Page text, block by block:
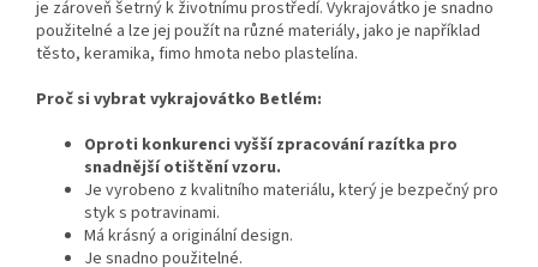
je zároveň šetrný k životnímu prostředí. Vykrajovátko je snadno
použitelné a lze jej použít na různé materiály, jako je například
těsto, keramika, fimo hmota nebo plastelína.
Proč si vybrat vykrajovátko Betlém:
Oproti konkurenci vyšší zpracování razítka pro
snadnější otištění vzoru.
Je vyrobeno z kvalitního materiálu, který je bezpečný pro
styk s potravinami.
Má krásný a originální design.
Je snadno použitelné.